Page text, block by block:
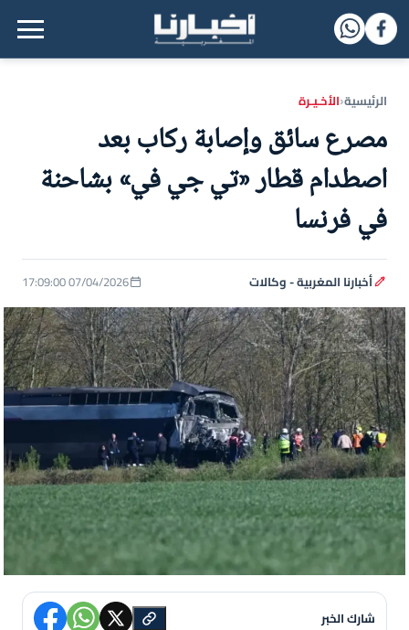
القائمة الرئيسية
الرئيسية‹الأخـيـرة
مصرع سائق وإصابة ركاب بعد
اصطدام قطار «تي جي في» بشاحنة
في فرنسا
أخبارنا المغربية - وكالات 07/04/2026 17:09:00
شارك الخبر